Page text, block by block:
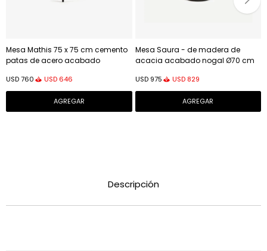
Mesa Mathis 75 x 75 cm cemento
patas de acero acabado
USD760 USD 646
Mesa Saura - de madera de
acacia acabado nogal Ø70 cm
USD 975 USD 829
Descripción